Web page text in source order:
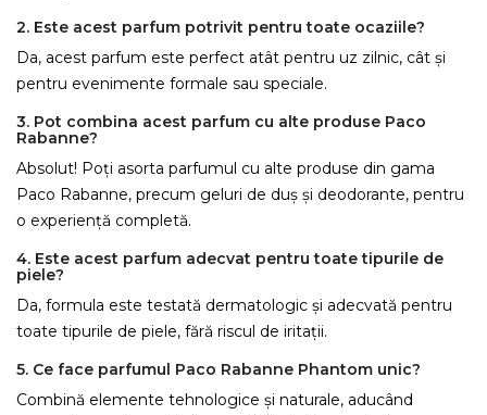
2. Este acest parfum potrivit pentru toate ocaziile?
Da, acest parfum este perfect atât pentru uz zilnic, cât și
pentru evenimente formale sau speciale.
3. Pot combina acest parfum cu alte produse Paco
Rabanne?
Absolut! Poți asorta parfumul cu alte produse din gama
Paco Rabanne, precum geluri de duș și deodorante, pentru
o experiență completă.
4. Este acest parfum adecvat pentru toate tipurile de
piele?
Da, formula este testată dermatologic și adecvată pentru
toate tipurile de piele, fără riscul de iritații.
5. Ce face parfumul Paco Rabanne Phantom unic?
Combină elemente tehnologice și naturale, aducând